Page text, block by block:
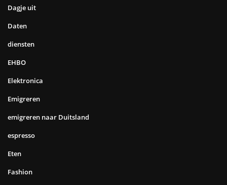
Dagje uit
Daten
diensten
EHBO
Elektronica
Emigreren
emigreren naar Duitsland
espresso
Eten
Fashion